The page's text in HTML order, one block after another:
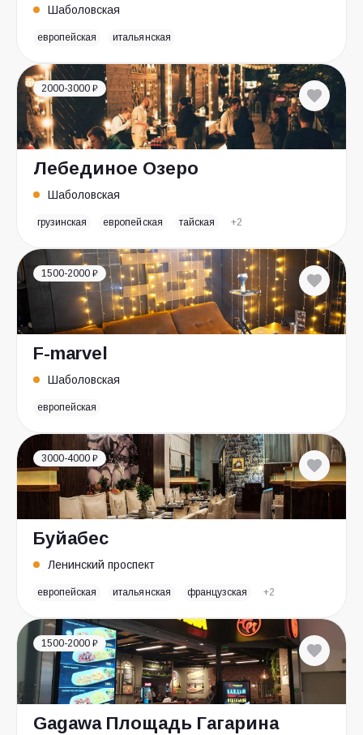
Шаболовская
европейская итальянская
2000-3000 ₽
Лебединое Озеро
Шаболовская
грузинская европейская тайская +2
1500-2000 ₽
F-marvel
Шаболовская
европейская
3000-4000 ₽
Буйабес
Ленинский проспект
европейская итальянская французская +2
1500-2000 ₽
Gagawa Площадь Гагарина